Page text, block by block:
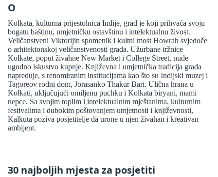
O
Kolkata, kulturna prijestolnica Indije, grad je koji prihvaća svoju
bogatu baštinu, umjetničku ostavštinu i intelektualnu živost.
Veličanstveni Viktorijin spomenik i kultni most Howrah svjedoče
o arhitektonskoj veličanstvenosti grada. Užurbane tržnice
Kolkate, poput živahne New Market i College Street, nude
ugodno iskustvo kupnje. Književna i umjetnička tradicija grada
napreduje, s renomiranim institucijama kao što su Indijski muzej i
Tagoreov rodni dom, Jorasanko Thakur Bari. Ulična hrana u
Kolkati, uključujući omiljenu puchku i Kolkata biryani, mami
nepce. Sa svojim toplim i intelektualnim mještanima, kulturnim
festivalima i dubokim poštovanjem umjetnosti i književnosti,
Kalkuta poziva posjetitelje da urone u njen živahan i kreativan
ambijent.
30 najboljih mjesta za posjetiti